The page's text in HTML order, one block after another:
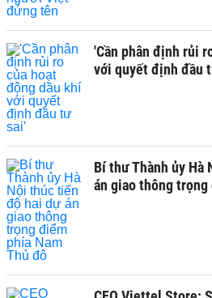
'Cần phân định rủi
với quyết định đầu
Bí thư Thành ủy
án giao thông trọng